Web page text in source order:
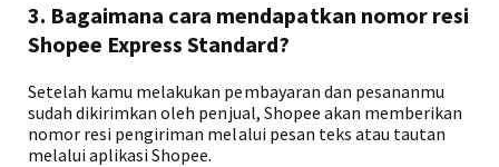
3. Bagaimana cara mendapatkan nomor resi
Shopee Express Standard?
Setelah kamu melakukan pembayaran dan pesananmu
sudah dikirimkan oleh penjual, Shopee akan memberikan
nomor resi pengiriman melalui pesan teks atau tautan
melalui aplikasi Shopee.